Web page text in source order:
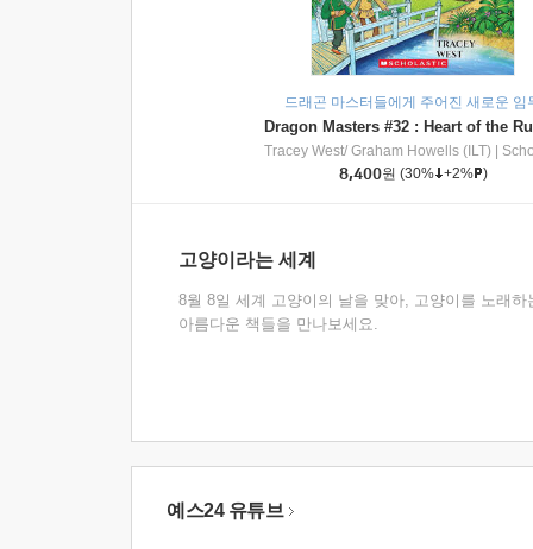
드래곤 마스터들에게 주어진 새로운 임
Tracey West/ Graham Howells (ILT)
8,400원 (30% +2% )
고양이라는 세계
8월 8일 세계 고양이의 날을 맞아, 고양이를 노래하
아름다운 책들을 만나보세요.
예스24 유튜브